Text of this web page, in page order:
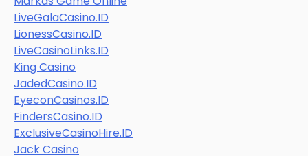
LiveGalaCasino.ID
LionessCasino.ID
LiveCasinoLinks.ID
King Casino
JadedCasino.ID
EyeconCasinos.ID
FindersCasino.ID
ExclusiveCasinoHire.ID
Jack Casino